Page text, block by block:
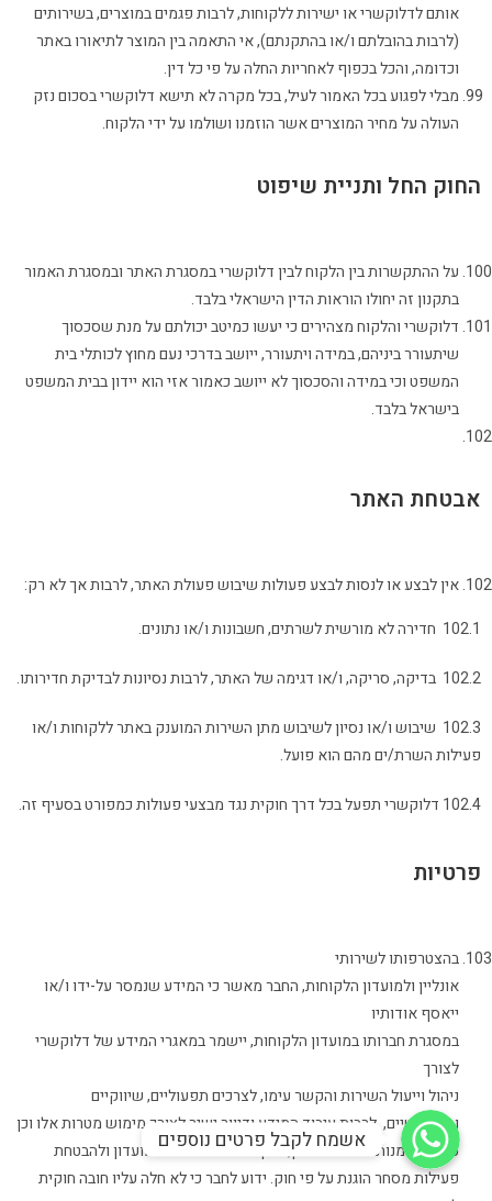
אותם לדלוקשרי או ישירות ללקוחות, לרבות פגמים במוצרים, בשירותים
(לרבות בהובלתם ו/או בהתקנתם), אי התאמה בין המוצר לתיאורו באתר
וכדומה, והכל בכפוף לאחריות החלה על פי כל דין.
מבלי לפגוע בכל האמור לעיל, בכל מקרה לא תישא דלוקשרי בסכום נזק
העולה על מחיר המוצרים אשר הוזמנו ושולמו על ידי הלקוח.
החוק החל ותניית שיפוט
על ההתקשרות בין הלקוח לבין דלוקשרי במסגרת האתר ובמסגרת האמור
בתקנון זה יחולו הוראות הדין הישראלי בלבד.
דלוקשרי והלקוח מצהירים כי יעשו כמיטב יכולתם על מנת שסכסוך
שיתעורר ביניהם, במידה ויתעורר, ייושב בדרכי נעם מחוץ לכותלי בית
המשפט וכי במידה והסכסוך לא ייושב כאמור אזי הוא יידון בבית המשפט
בישראל בלבד.
אבטחת האתר
אין לבצע או לנסות לבצע פעולות שיבוש פעולת האתר, לרבות אך לא רק:
102.1 חדירה לא מורשית לשרתים, חשבונות ו/או נתונים.
102.2 בדיקה, סריקה, ו/או דגימה של האתר, לרבות נסיונות לבדיקת חדירותו.
102.3 שיבוש ו/או נסיון לשיבוש מתן השירות המוענק באתר ללקוחות ו/או
פעילות השרת/ים מהם הוא פועל.
102.4 דלוקשרי תפעל בכל דרך חוקית נגד מבצעי פעולות כמפורט בסעיף זה.
פרטיות
בהצטרפותו לשירותי
אונליין ולמועדון הלקוחות, החבר מאשר כי המידע שנמסר על-ידו ו/או
ייאסף אודותיו
במסגרת חברותו במועדון הלקוחות, יישמר במאגרי המידע של דלוקשרי
לצורך
ניהול וייעול השירות והקשר עימו, לצרכים תפעוליים, שיווקיים
וסטטיסטיים, לרבות עיבוד המידע ודיוור ישיר לצורך מימוש מטרות אלו וכן
עידוד נאמנות חברי המועדון, מתן שירותים לחברי המועדון ולהבטחת
פעילות מסחר הוגנת על פי חוק. ידוע לחבר כי לא חלה עליו חובה חוקית
WhatsApp
אשמח לקבל פרטים נוספים